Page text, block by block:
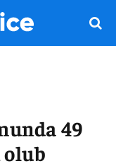
49
olub